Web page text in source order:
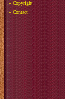
» Copyright
» Contact